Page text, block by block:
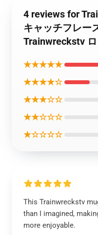
4 reviews for
キャッチフレー
Trainwreckstv
★★★★★
★★★★☆
★★★☆☆
★★☆☆☆
★☆☆☆☆
This Trainwreckstv
than I imagined,
more enjoyable.